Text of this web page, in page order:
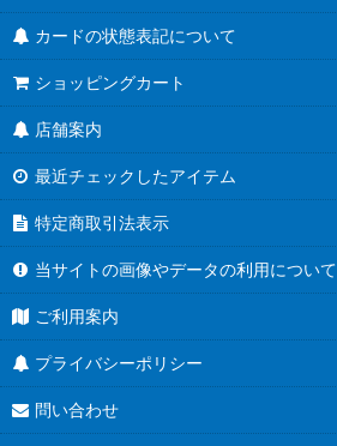
カードの状態表記について
ショッピングカート
店舗案内
最近チェックしたアイテム
特定商取引法表示
当サイトの画像やデータの利用について
ご利用案内
プライバシーポリシー
問い合わせ